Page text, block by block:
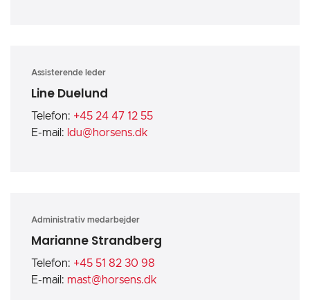
Assisterende leder
Line Duelund
Telefon: +45 24 47 12 55
E-mail: ldu@horsens.dk
Administrativ medarbejder
Marianne Strandberg
Telefon: +45 51 82 30 98
E-mail: mast@horsens.dk